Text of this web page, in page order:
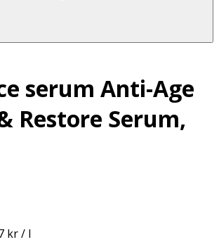
serum Anti-Age
Restore Serum,
kr / l